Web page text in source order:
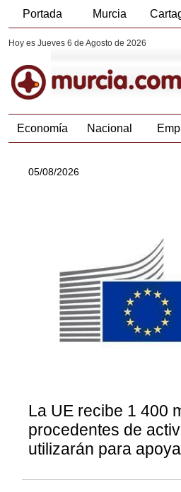
Portada Murcia
Hoy es Jueves 6 de Agosto de 2026
Economía Nacional
05/08/2026
La UE recibe 1 400
procedentes de
utilizarán para